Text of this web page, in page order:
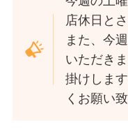
店休日と
また、今
いただき
掛けしま
くお願い